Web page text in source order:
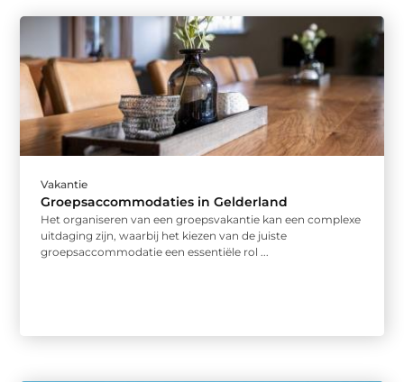
Vakantie
Groepsaccommodaties in Gelderland
Het organiseren van een groepsvakantie kan een complexe
uitdaging zijn, waarbij het kiezen van de juiste
groepsaccommodatie een essentiële rol ...